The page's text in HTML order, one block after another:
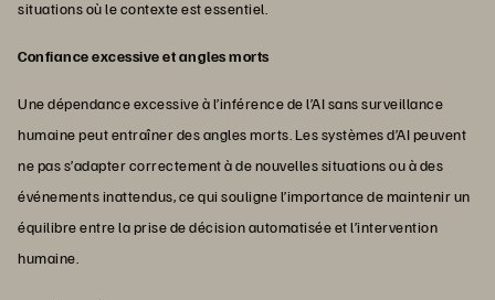
situations où le contexte est essentiel.
Confiance excessive et angles morts
Une dépendance excessive à l’inférence de l’AI sans surveillance
humaine peut entraîner des angles morts. Les systèmes d’AI peuvent
ne pas s’adapter correctement à de nouvelles situations ou à des
événements inattendus, ce qui souligne l’importance de maintenir un
équilibre entre la prise de décision automatisée et l’intervention
humaine.